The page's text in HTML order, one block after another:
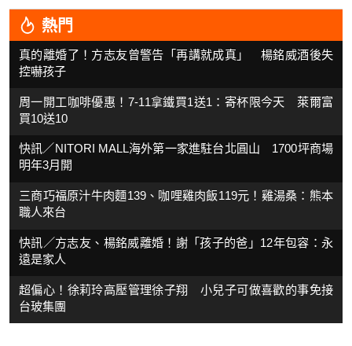
熱門
真的離婚了！方志友曾警告「再講就成真」 楊銘威酒後失
控嚇孩子
周一開工咖啡優惠！7-11拿鐵買1送1：寄杯限今天 萊爾富
買10送10
快訊／NITORI MALL海外第一家進駐台北圓山 1700坪商場
明年3月開
三商巧福原汁牛肉麵139、咖哩雞肉飯119元！雞湯桑：熊本
職人來台
快訊／方志友、楊銘威離婚！謝「孩子的爸」12年包容：永
遠是家人
超偏心！徐莉玲高壓管理徐子翔 小兒子可做喜歡的事免接
台玻集團